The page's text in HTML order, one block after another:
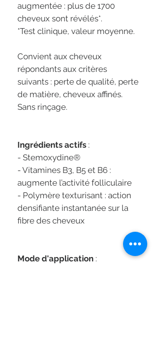
augmentée : plus de 1700
cheveux sont révélés*.
*Test clinique, valeur moyenne.
Convient aux cheveux
répondants aux critères
suivants : perte de qualité, perte
de matière, cheveux affinés.
Sans rinçage.
Ingrédients actifs :
- Stemoxydine®
- Vitamines B3, B5 et B6 :
augmente l’activité folliculaire
- Polymère texturisant : action
densifiante instantanée sur la
fibre des cheveux
Mode d'application :